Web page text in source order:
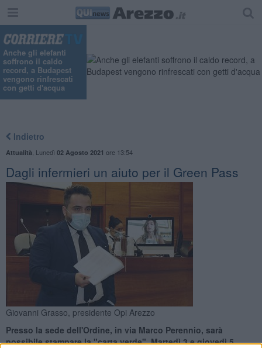
Anche gli elefanti
soffrono il caldo
record, a Budapest
vengono rinfrescati
con getti d'acqua
Indietro
Attualità Lunedì 02 Agosto 2021 ore 13:54
Dagli infermieri un aiuto per il Green Pass
Giovanni Grasso, presidente Opi Arezzo
Presso la sede dell'Ordine, in via Marco Perennio, sarà
possibile stampare la "carta verde". Martedì 3 e giovedì 5